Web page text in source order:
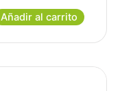
Añadir al carrito